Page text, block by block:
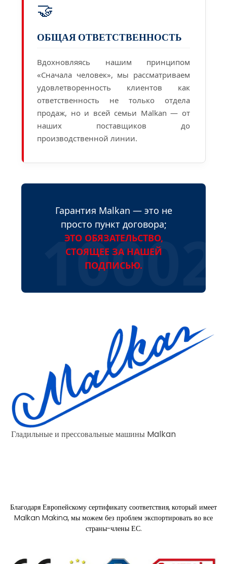
🤝
ОБЩАЯ ОТВЕТСТВЕННОСТЬ
Вдохновляясь нашим принципом
«Сначала человек», мы рассматриваем
удовлетворенность клиентов как
ответственность не только отдела
продаж, но и всей семьи Malkan — от
наших поставщиков до
производственной линии.
Гарантия Malkan — это не
просто пункт договора;
ЭТО ОБЯЗАТЕЛЬСТВО,
СТОЯЩЕЕ ЗА НАШЕЙ
ПОДПИСЬЮ.
Гладильные и прессовальные машины Malkan
Благодаря Европейскому сертификату соответствия, который имеет
Malkan Makina, мы можем без проблем экспортировать во все
страны-члены ЕС.